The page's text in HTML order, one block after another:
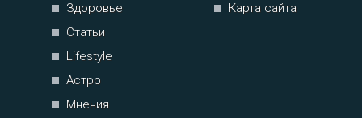
Здоровье
Статьи
Lifestyle
Астро
Мнения
Карта сайта